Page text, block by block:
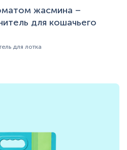
жасмина –
для кошачьего
для лотка